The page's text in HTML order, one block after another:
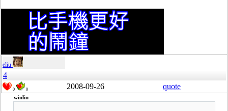
eliu
4
0 0 2008-09-26 quote
winlin